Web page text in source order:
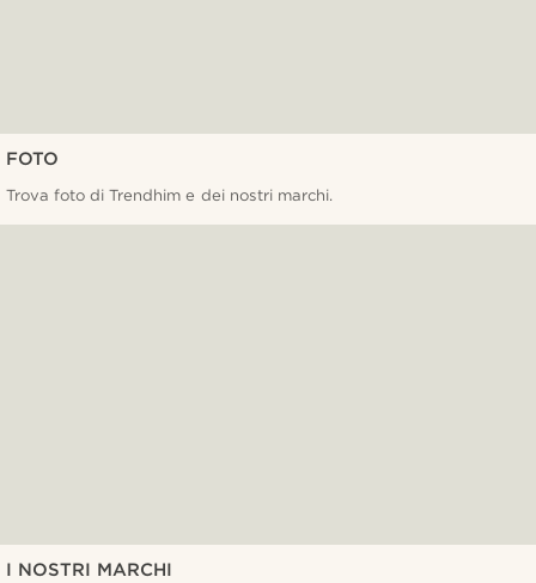
FOTO
Trova foto di Trendhim e dei nostri marchi.
I NOSTRI MARCHI